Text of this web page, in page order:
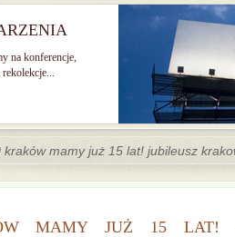
na konferencje,
kraków mamy już 15 lat! jubileusz
MAMY JUŻ 15 LAT!